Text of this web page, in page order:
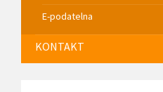
E-podatelna
KONTAKT